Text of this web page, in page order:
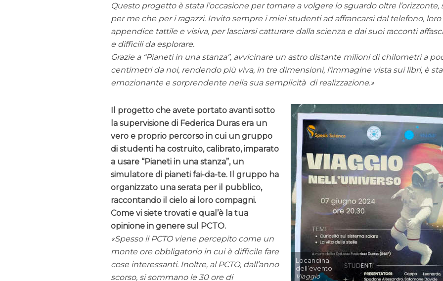
Questo progetto è stata l’occasione per tornare a volgere lo sguardo oltre l’orizzonte,
per me che per i ragazzi. Invito sempre i miei studenti ad affrancarsi dal telefono, loro
appendice tattile e visiva, per lasciarsi catturare dalla scienza e dai suoi racconti
e difficili da esplorare.
Grazie a “Pianeti in una stanza”, avvicinare un astro distante milioni di chilometri a
centimetri da noi, rendendo più viva, in tre dimensioni, l’immagine vista sui libri, è
emozionante e sorprendente nella sua semplicità di realizzazione.
Locandina
dell’evento
Viaggio
Il progetto che avete portato avanti sotto
la supervisione di Federica Durasera un
vero e proprio percorso in cui un gruppo
di studenti ha costruito, calibrato, imparato
a usare “Pianeti in una stanza”, un
simulatore di pianeti fai-da-te. Il gruppo ha
organizzato una serata per il pubblico,
raccontando il cielo ai loro compagni.
Come vi siete trovati e qual’è la tua
opinione in genere sul PCTO.
Spesso il PCTO viene percepito come un
monte ore obbligatorio in cui è difficile fare
cose interessanti. Inoltre, al PCTO, dall’anno
scorso, si sommano le 30 ore di